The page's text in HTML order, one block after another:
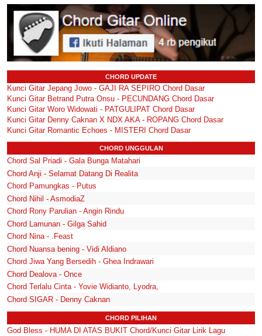
CHORD UPDATE
Kunci Gitar Jepang Jowo - GAJI RA SEPIRO Chord Dasar
Kunci Gitar Betrand Putra Onsu - PECUNDANG Chord Dasar
Kunci Gitar Woro Widowati - PATGULIPAT Chord Dasar
Kunci Gitar Denny Caknan X NDX AKA - ROPANG Chord Dasar
Kunci Gitar Romantic Echoes - MISTERI Chord Dasar
CHORD UNGGULAN
Chord Sal Priadi - Gala Bunga Matahari
Chord Anji - Selamat Datang Di Realita
Chord Pamungkas - Putus
Chord Nihil - AsmodiaZ
Chord Rony Parulian - Angin Rindu
Chord Lamunan - Gilga Sahid
Chord Nina - .Feast
Chord Nuansa bening - Vidi Aldiano
Chord Jiwa Yang Bersedih - Ghea Indrawari
Chord Dealova - Once
Chord Terlalu Cinta - Yovie Widianto, Lyodra,
Chord SIGAR - Denny Caknan
CHORD PILIHAN
God Bless - HUMA DI ATAS BUKIT Chord/Kunci Gitar Lirik Lagu